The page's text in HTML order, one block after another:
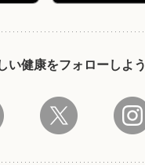
い健康をフォローしよう